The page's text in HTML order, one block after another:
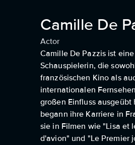
Camille De
Actor
Camille De Pazzis ist
Schauspielerin, die
französischen Kino als
internationalen
großen Einfluss ausgeübt
begann ihre Karriere in
sie in Filmen wie "Lisa et
d'avion" und "Le Premier